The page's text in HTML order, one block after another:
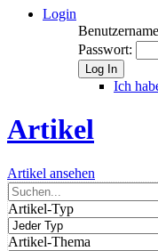
Login
Passwort:
Log In
Ich
Artikel
Artikel ansehen
Artikel-Typ
Artikel-Thema